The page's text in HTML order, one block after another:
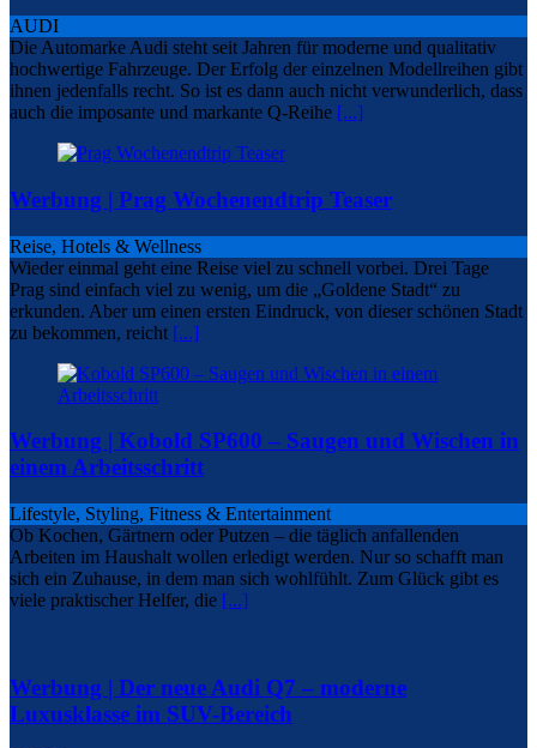
AUDI
Die Automarke Audi steht seit Jahren für moderne und qualitativ
hochwertige Fahrzeuge. Der Erfolg der einzelnen Modellreihen gibt
ihnen jedenfalls recht. So ist es dann auch nicht verwunderlich, dass
auch die imposante und markante Q-Reihe [...]
Werbung | Prag Wochenendtrip Teaser
Reise, Hotels & Wellness
Wieder einmal geht eine Reise viel zu schnell vorbei. Drei Tage
Prag sind einfach viel zu wenig, um die „Goldene Stadt“ zu
erkunden. Aber um einen ersten Eindruck, von dieser schönen Stadt
zu bekommen, reicht [...]
Werbung | Kobold SP600 – Saugen und Wischen in
einem Arbeitsschritt
Lifestyle, Styling, Fitness & Entertainment
Ob Kochen, Gärtnern oder Putzen – die täglich anfallenden
Arbeiten im Haushalt wollen erledigt werden. Nur so schafft man
sich ein Zuhause, in dem man sich wohlfühlt. Zum Glück gibt es
viele praktischer Helfer, die [...]
Werbung | Der neue Audi Q7 – moderne
Luxusklasse im SUV-Bereich